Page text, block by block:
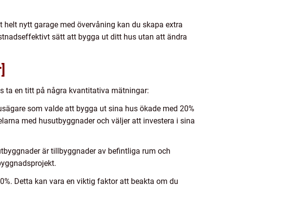
nytt garage med övervåning kan du skapa extra
sätt att bygga ut ditt hus utan att ändra
ta en titt på några kvantitativa mätningar:
som valde att bygga ut sina hus ökade med 20%
med husutbyggnader och väljer att investera i sina
är tillbyggnader av befintliga rum och
Detta kan vara en viktig faktor att beakta om du